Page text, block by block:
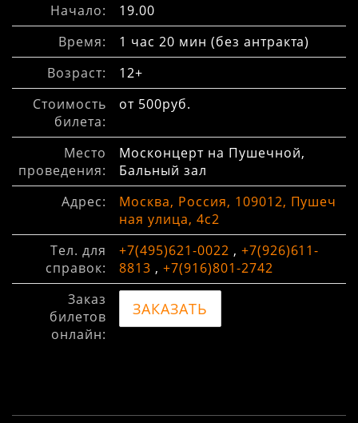
Начало:
19.00
Время:
1 час 20 мин (без антракта)
Возраст:
12+
Стоимость
билета:
от 500руб.
Место
проведения:
Москонцерт на Пушечной,
Бальный зал
Адрес:
Москва, Россия, 109012, Пушеч
ная улица, 4с2
Тел. для
справок:
+7(495)621-0022 , +7(926)611-
8813 , +7(916)801-2742
Заказ
билетов
онлайн:
ЗАКАЗАТЬ